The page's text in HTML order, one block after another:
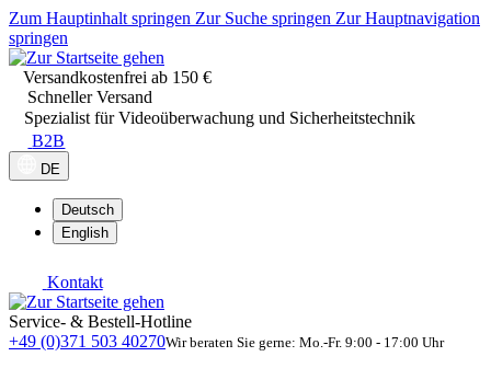
Zum Hauptinhalt springen Zur Suche springen Zur Hauptnavigation
springen
Versandkostenfrei ab 150 €
Schneller Versand
Spezialist für Videoüberwachung und Sicherheitstechnik
B2B
DE
Deutsch
English
Kontakt
Service- & Bestell-Hotline
+49 (0)371 503 40270Wir beraten Sie gerne: Mo.-Fr. 9:00 - 17:00 Uhr